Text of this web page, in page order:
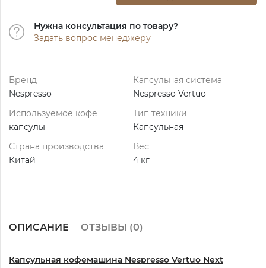
Нужна консультация по товару?
Задать вопрос менеджеру
Бренд
Nespresso
Капсульная система
Nespresso Vertuo
Используемое кофе
капсулы
Тип техники
Капсульная
Страна производства
Китай
Вес
4 кг
ОПИСАНИЕ ОТЗЫВЫ (0)
Капсульная кофемашина Nespresso Vertuo Next